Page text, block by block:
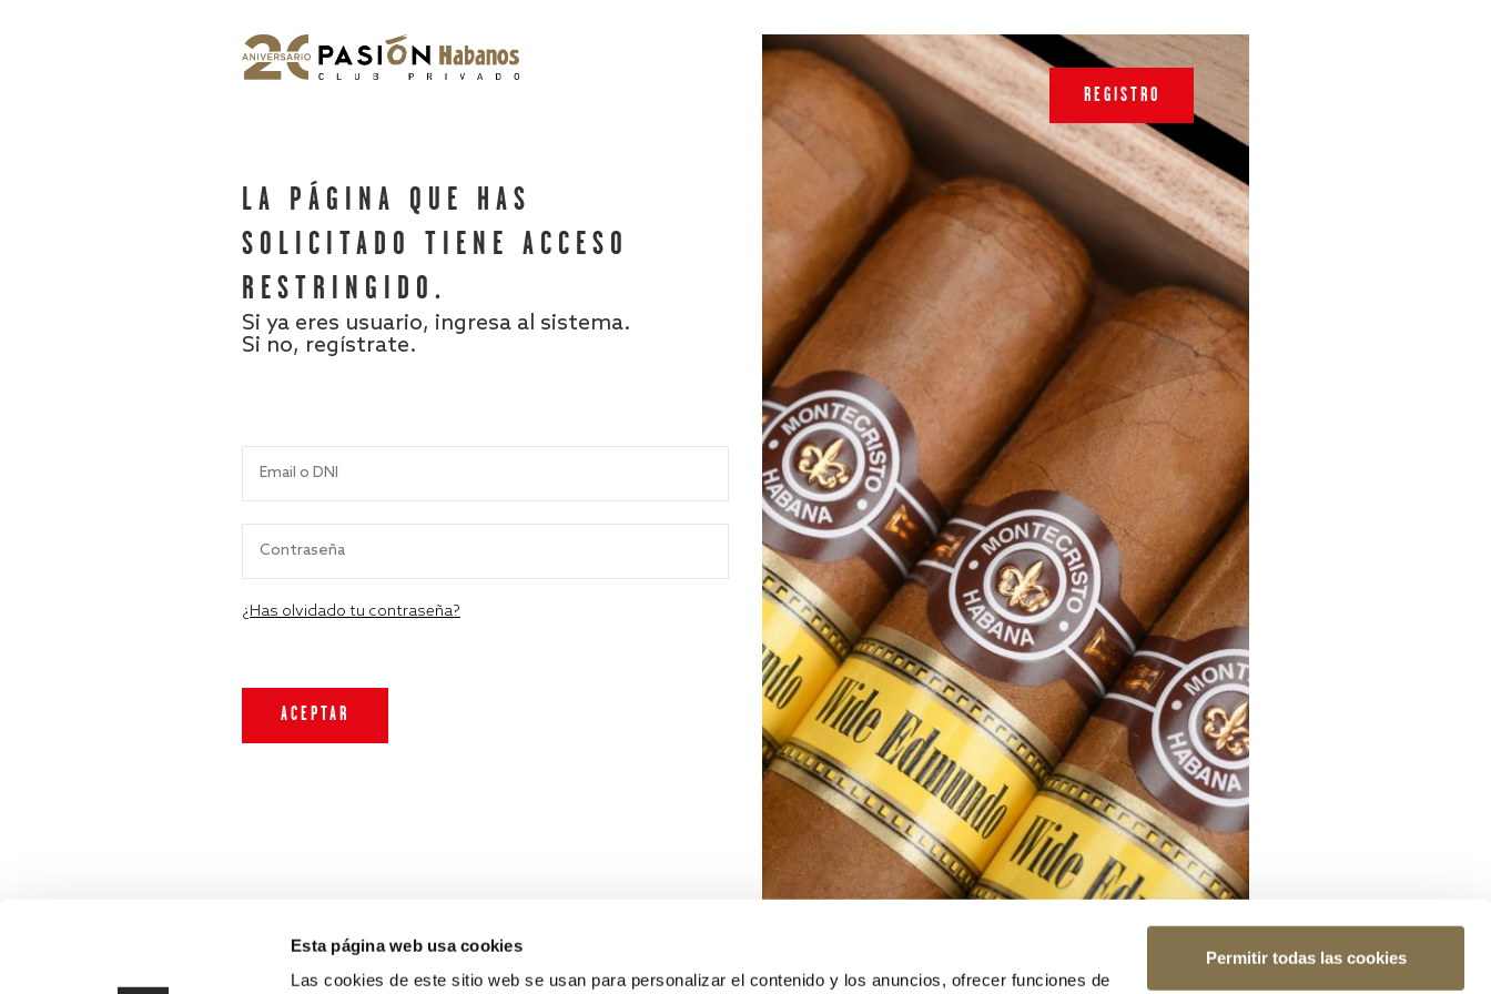
Esta página web usa cookies
Las cookies de este sitio web se usan para personalizar el contenido y los anuncios, ofrecer funciones de
Permitir todas las cookies
LA PÁGINA QUE HAS
SOLICITADO TIENE ACCESO
RESTRINGIDO.
Si ya eres usuario, ingresa al sistema.
Si no, regístrate.
¿Has olvidado tu contraseña?
REGISTRO